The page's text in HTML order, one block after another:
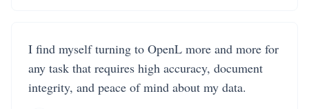
I find myself turning to OpenL more and more for
any task that requires high accuracy, document
integrity, and peace of mind about my data.